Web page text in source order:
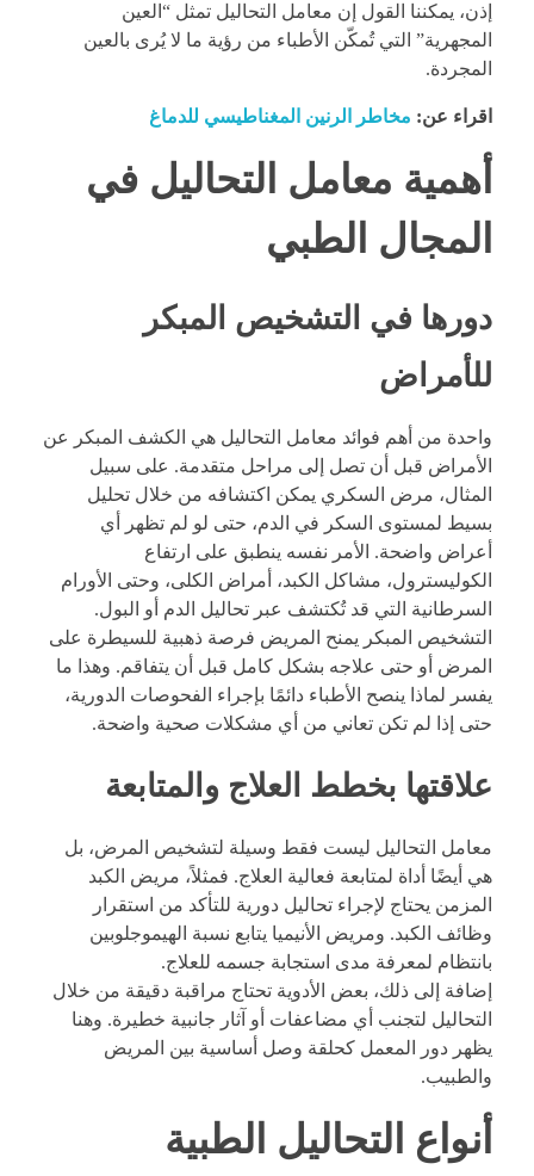
إذن، يمكننا القول إن معامل التحاليل تمثل “العين
المجهرية” التي تُمكّن الأطباء من رؤية ما لا يُرى بالعين
المجردة.
اقراء عن: مخاطر الرنين المغناطيسي للدماغ
أهمية معامل التحاليل في
المجال الطبي
دورها في التشخيص المبكر
للأمراض
واحدة من أهم فوائد معامل التحاليل هي الكشف المبكر عن
الأمراض قبل أن تصل إلى مراحل متقدمة. على سبيل
المثال، مرض السكري يمكن اكتشافه من خلال تحليل
بسيط لمستوى السكر في الدم، حتى لو لم تظهر أي
أعراض واضحة. الأمر نفسه ينطبق على ارتفاع
الكوليسترول، مشاكل الكبد، أمراض الكلى، وحتى الأورام
السرطانية التي قد تُكتشف عبر تحاليل الدم أو البول.
التشخيص المبكر يمنح المريض فرصة ذهبية للسيطرة على
المرض أو حتى علاجه بشكل كامل قبل أن يتفاقم. وهذا ما
يفسر لماذا ينصح الأطباء دائمًا بإجراء الفحوصات الدورية،
حتى إذا لم تكن تعاني من أي مشكلات صحية واضحة.
علاقتها بخطط العلاج والمتابعة
معامل التحاليل ليست فقط وسيلة لتشخيص المرض، بل
هي أيضًا أداة لمتابعة فعالية العلاج. فمثلاً، مريض الكبد
المزمن يحتاج لإجراء تحاليل دورية للتأكد من استقرار
وظائف الكبد. ومريض الأنيميا يتابع نسبة الهيموجلوبين
بانتظام لمعرفة مدى استجابة جسمه للعلاج.
إضافة إلى ذلك، بعض الأدوية تحتاج مراقبة دقيقة من خلال
التحاليل لتجنب أي مضاعفات أو آثار جانبية خطيرة. وهنا
يظهر دور المعمل كحلقة وصل أساسية بين المريض
والطبيب.
أنواع التحاليل الطبية